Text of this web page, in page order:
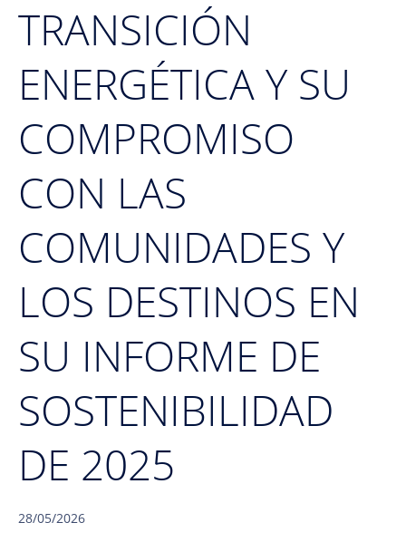
TRANSICIÓN
ENERGÉTICA Y SU
COMPROMISO
CON LAS
COMUNIDADES Y
LOS DESTINOS EN
SU INFORME DE
SOSTENIBILIDAD
DE 2025
28/05/2026